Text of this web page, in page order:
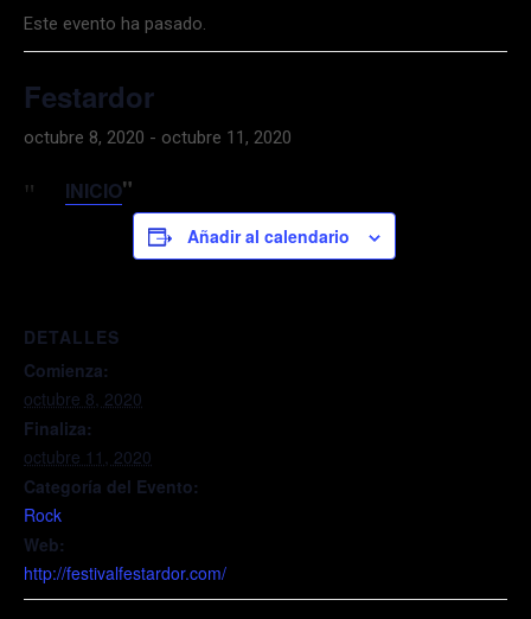
Este evento ha pasado.
Festardor
octubre 8, 2020 - octubre 11, 2020
INICIO
Añadir al calendario
DETALLES
Comienza:
octubre 8, 2020
Finaliza:
octubre 11, 2020
Categoría del Evento:
Rock
Web:
http://festivalfestardor.com/